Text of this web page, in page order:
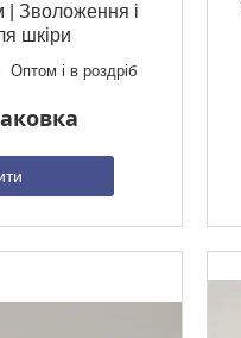
| Зволоження і
шкіри
Оптом і в роздріб